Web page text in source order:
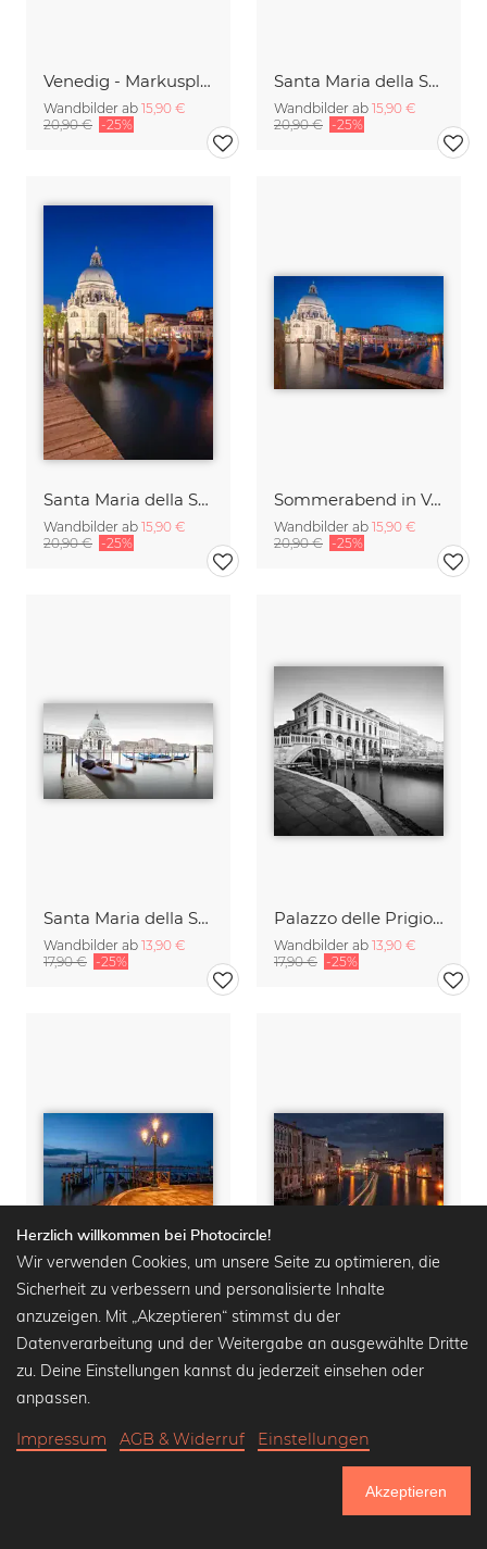
Venedig - Markusplatz am Abend
Wandbilder ab 15,90 €
20,90 € -25%
Santa Maria della Salute in Venedig
Wandbilder ab 15,90 €
20,90 € -25%
Santa Maria della Salute in Venedig - Blaue Stunde
Wandbilder ab 15,90 €
20,90 € -25%
Sommerabend in Venedig
Wandbilder ab 15,90 €
20,90 € -25%
Santa Maria della Salute | Venedig
Wandbilder ab 13,90 €
17,90 € -25%
Palazzo delle Prigioni | Venedig
Wandbilder ab 13,90 €
17,90 € -25%
Sonnenaufgang in Venedig
Wandbilder ab 14,90 €
19,90 € -25%
Canal Grande Venedig
Wandbilder ab 14,90 €
19,90 € -25%
Herzlich willkommen bei Photocircle!
Wir verwenden Cookies, um unsere Seite zu optimieren, die
Sicherheit zu verbessern und personalisierte Inhalte
anzuzeigen. Mit „Akzeptieren“ stimmst du der
Datenverarbeitung und der Weitergabe an ausgewählte Dritte
zu. Deine Einstellungen kannst du jederzeit einsehen oder
anpassen.
Impressum AGB & Widerruf Einstellungen
Akzeptieren